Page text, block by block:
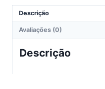
Descrição
Avaliações (0)
Descrição